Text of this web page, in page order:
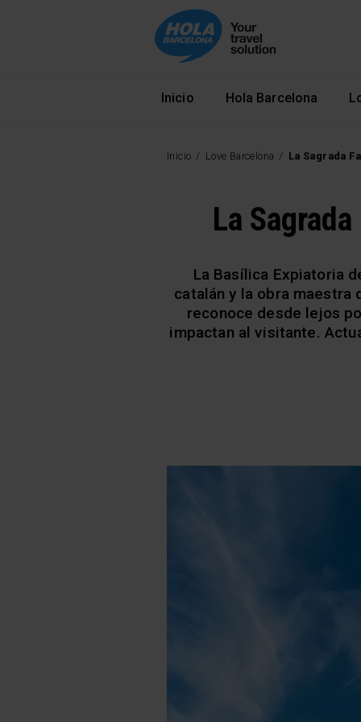
Navegació principal
Inicio Hola Barcelona
Inicio Love Barcelona La Sagrada
La
La Basílica Expiatoria
catalán y la obra maestra
reconoce desde lejos
impactan al visitante.